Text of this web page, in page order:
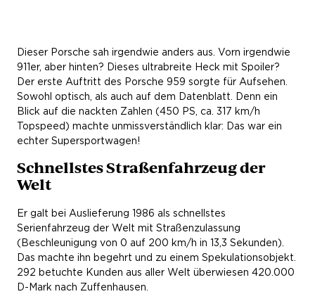
Dieser Porsche sah irgendwie anders aus. Vorn irgendwie
911er, aber hinten? Dieses ultrabreite Heck mit Spoiler?
Der erste Auftritt des Porsche 959 sorgte für Aufsehen.
Sowohl optisch, als auch auf dem Datenblatt. Denn ein
Blick auf die nackten Zahlen (450 PS, ca. 317 km/h
Topspeed) machte unmissverständlich klar: Das war ein
echter Supersportwagen!
Schnellstes Straßenfahrzeug der
Welt
Er galt bei Auslieferung 1986 als schnellstes
Serienfahrzeug der Welt mit Straßenzulassung
(Beschleunigung von 0 auf 200 km/h in 13,3 Sekunden).
Das machte ihn begehrt und zu einem Spekulationsobjekt.
292 betuchte Kunden aus aller Welt überwiesen 420.000
D-Mark nach Zuffenhausen.